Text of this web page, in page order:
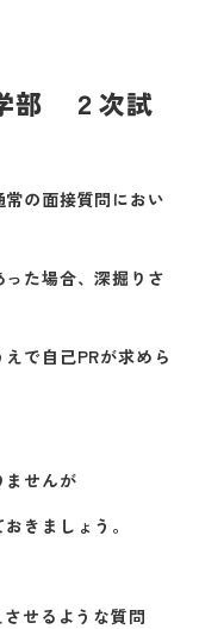
部 ２次試
の面接質問におい
た場合、深掘りさ
で自己PRが求めら
ませんが
きましょう。
せるような質問